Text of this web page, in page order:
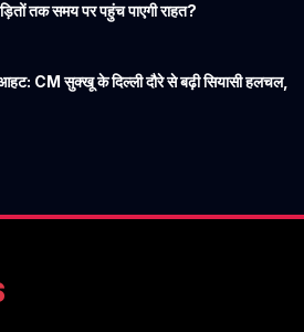
तक समय पर पहुंच पाएगी राहत?
CM सुक्खू के दिल्ली दौरे से बढ़ी सियासी हलचल,